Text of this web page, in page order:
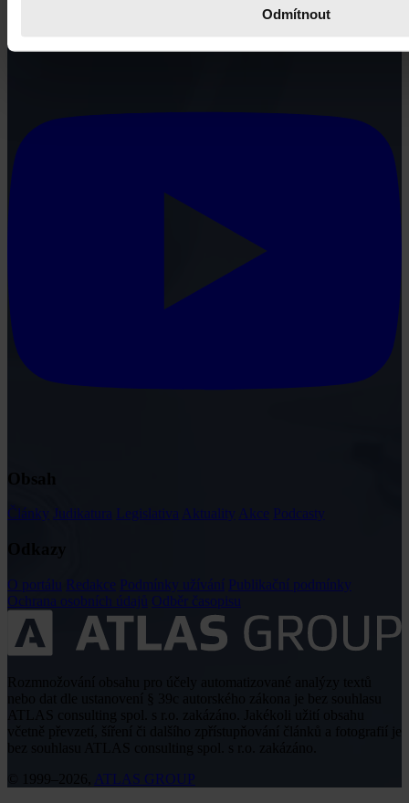
Odmítnout
Články Judikatura Legislativa Aktuality Akce Podcasty
O portálu Redakce Podmínky užívání Publikační podmínky
Ochrana osobních údajů Odběr časopisu
včetně převzetí, šíření či dalšího zpřístupňování článků a fotografií je
ATLAS GROUP